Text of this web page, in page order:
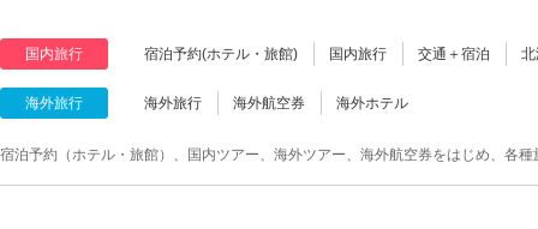
国内旅行 宿泊予約(ホテル・旅館) 国内旅行 交通＋宿泊
海外旅行 海外旅行 海外航空券 海外ホテル
宿泊予約（ホテル・旅館）、国内ツアー、海外ツアー、海外航空券をはじめ、各